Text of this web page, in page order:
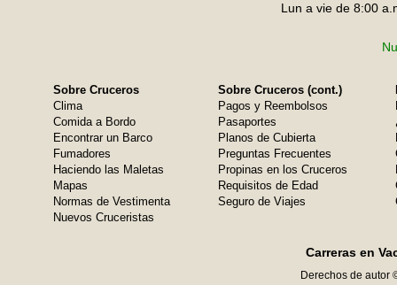
Lun a vie de 8:00
Sobre Cruceros
Clima
Comida a Bordo
Encontrar un Barco
Fumadores
Haciendo las Maletas
Mapas
Normas de Vestimenta
Nuevos Cruceristas
Sobre Cruceros (cont.)
Pagos y Reembolsos
Pasaportes
Planos de Cubierta
Preguntas Frecuentes
Propinas en los Cruceros
Requisitos de Edad
Seguro de Viajes
Carreras en
Derechos de autor